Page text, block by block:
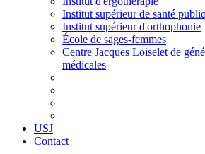
Institut supérieur de santé
Institut supérieur d'orthophonie
École de sages-femmes
Centre Jacques Loiselet de
médicales
USJ
Contact